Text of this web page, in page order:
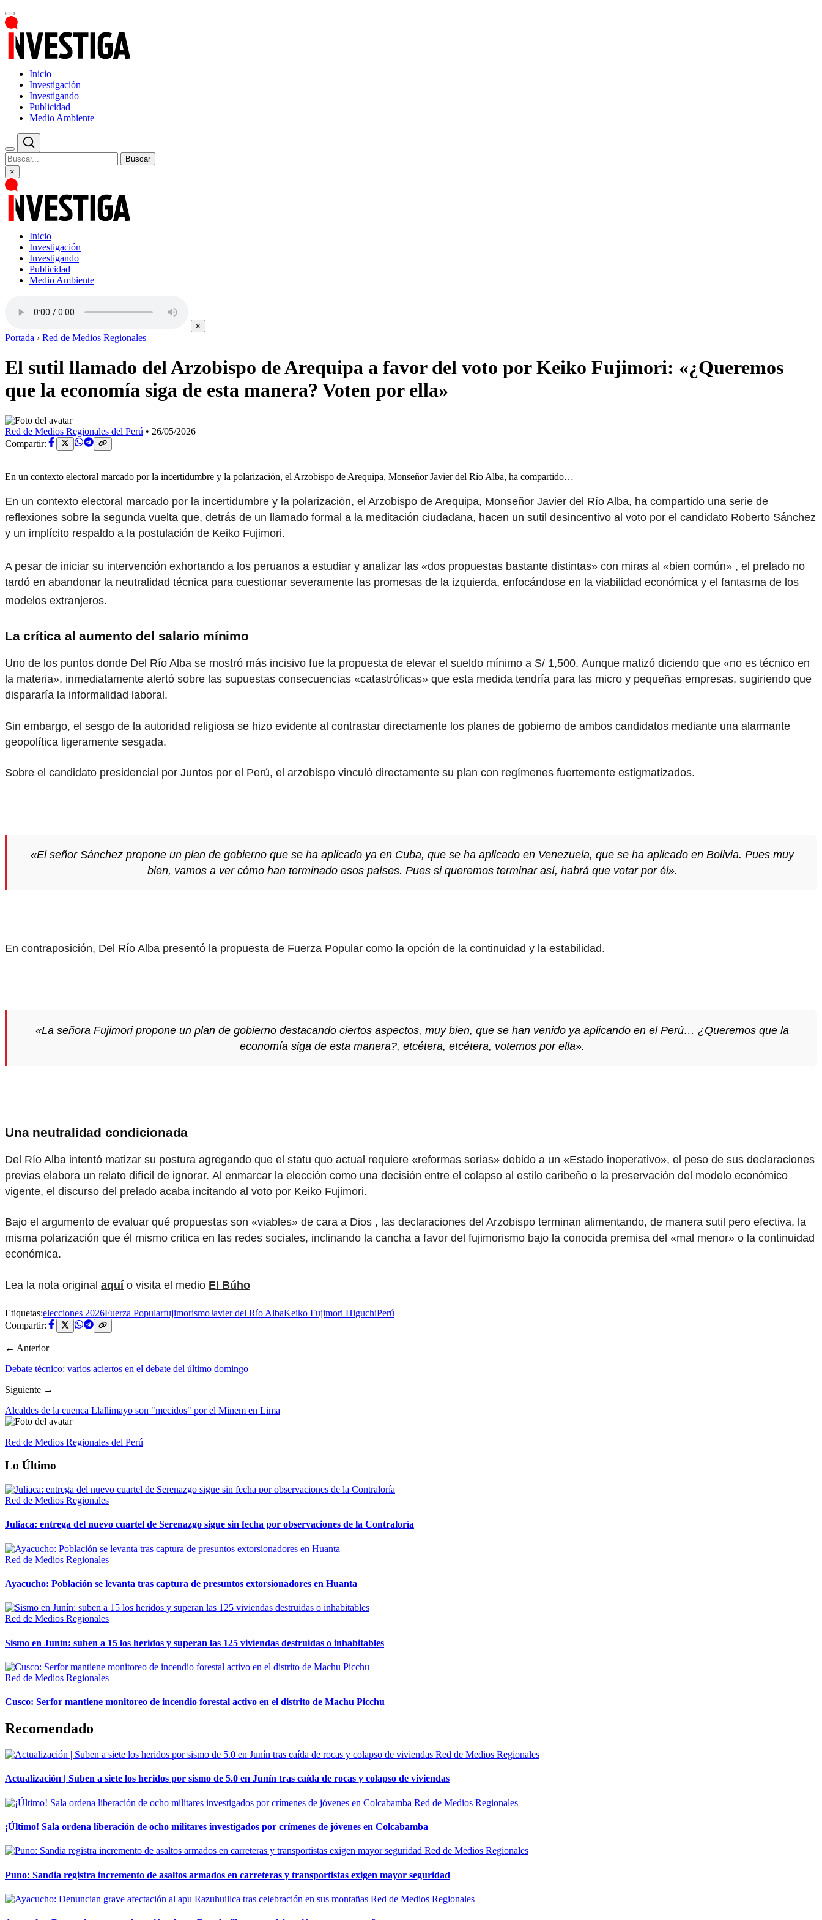
Inicio
Investigación
Investigando
Publicidad
Medio Ambiente
Buscar
×
Inicio
Investigación
Investigando
Publicidad
Medio Ambiente
×
Portada › Red de Medios Regionales
El sutil llamado del Arzobispo de Arequipa a favor del voto por Keiko Fujimori: «¿Queremos
que la economía siga de esta manera? Voten por ella»
Red de Medios Regionales del Perú • 26/05/2026
Compartir:
En un contexto electoral marcado por la incertidumbre y la polarización, el Arzobispo de Arequipa, Monseñor Javier del Río Alba, ha compartido…
En un contexto electoral marcado por la incertidumbre y la polarización, el Arzobispo de Arequipa, Monseñor Javier del Río Alba, ha compartido una serie de
reflexiones sobre la segunda vuelta que, detrás de un llamado formal a la meditación ciudadana, hacen un sutil desincentivo al voto por el candidato Roberto Sánchez
y un implícito respaldo a la postulación de Keiko Fujimori.
A pesar de iniciar su intervención exhortando a los peruanos a estudiar y analizar las «dos propuestas bastante distintas» con miras al «bien común» , el prelado no
tardó en abandonar la neutralidad técnica para cuestionar severamente las promesas de la izquierda, enfocándose en la viabilidad económica y el fantasma de los
modelos extranjeros.
La crítica al aumento del salario mínimo
Uno de los puntos donde Del Río Alba se mostró más incisivo fue la propuesta de elevar el sueldo mínimo a S/ 1,500. Aunque matizó diciendo que «no es técnico en
la materia», inmediatamente alertó sobre las supuestas consecuencias «catastróficas» que esta medida tendría para las micro y pequeñas empresas, sugiriendo que
dispararía la informalidad laboral.
Sin embargo, el sesgo de la autoridad religiosa se hizo evidente al contrastar directamente los planes de gobierno de ambos candidatos mediante una alarmante
geopolítica ligeramente sesgada.
Sobre el candidato presidencial por Juntos por el Perú, el arzobispo vinculó directamente su plan con regímenes fuertemente estigmatizados.
«El señor Sánchez propone un plan de gobierno que se ha aplicado ya en Cuba, que se ha aplicado en Venezuela, que se ha aplicado en Bolivia. Pues muy
bien, vamos a ver cómo han terminado esos países. Pues si queremos terminar así, habrá que votar por él».
En contraposición, Del Río Alba presentó la propuesta de Fuerza Popular como la opción de la continuidad y la estabilidad.
«La señora Fujimori propone un plan de gobierno destacando ciertos aspectos, muy bien, que se han venido ya aplicando en el Perú… ¿Queremos que la
economía siga de esta manera?, etcétera, etcétera, votemos por ella».
Una neutralidad condicionada
Del Río Alba intentó matizar su postura agregando que el statu quo actual requiere «reformas serias» debido a un «Estado inoperativo», el peso de sus declaraciones
previas elabora un relato difícil de ignorar. Al enmarcar la elección como una decisión entre el colapso al estilo caribeño o la preservación del modelo económico
vigente, el discurso del prelado acaba incitando al voto por Keiko Fujimori.
Bajo el argumento de evaluar qué propuestas son «viables» de cara a Dios , las declaraciones del Arzobispo terminan alimentando, de manera sutil pero efectiva, la
misma polarización que él mismo critica en las redes sociales, inclinando la cancha a favor del fujimorismo bajo la conocida premisa del «mal menor» o la continuidad
económica.
Lea la nota original aquío visita el medio El Búho
Etiquetas:elecciones 2026Fuerza PopularfujimorismoJavier del Río AlbaKeiko Fujimori HiguchiPerú
Compartir:
← Anterior
Debate técnico: varios aciertos en el debate del último domingo
Siguiente →
Alcaldes de la cuenca Llallimayo son "mecidos" por el Minem en Lima
Red de Medios Regionales del Perú
Lo Último
Red de Medios Regionales
Juliaca: entrega del nuevo cuartel de Serenazgo sigue sin fecha por observaciones de la Contraloría
Red de Medios Regionales
Ayacucho: Población se levanta tras captura de presuntos extorsionadores en Huanta
Red de Medios Regionales
Sismo en Junín: suben a 15 los heridos y superan las 125 viviendas destruidas o inhabitables
Red de Medios Regionales
Cusco: Serfor mantiene monitoreo de incendio forestal activo en el distrito de Machu Picchu
Recomendado
Red de Medios Regionales
Actualización | Suben a siete los heridos por sismo de 5.0 en Junín tras caída de rocas y colapso de viviendas
Red de Medios Regionales
¡Último! Sala ordena liberación de ocho militares investigados por crímenes de jóvenes en Colcabamba
Red de Medios Regionales
Puno: Sandia registra incremento de asaltos armados en carreteras y transportistas exigen mayor seguridad
Red de Medios Regionales